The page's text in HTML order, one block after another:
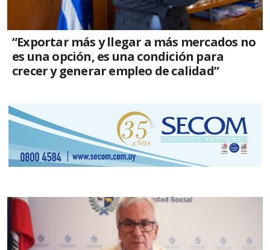
“Exportar más y llegar a más mercados no
es una opción, es una condición para
crecer y generar empleo de calidad”